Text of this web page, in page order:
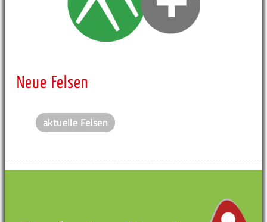
Neue Felsen
aktuelle Felsen